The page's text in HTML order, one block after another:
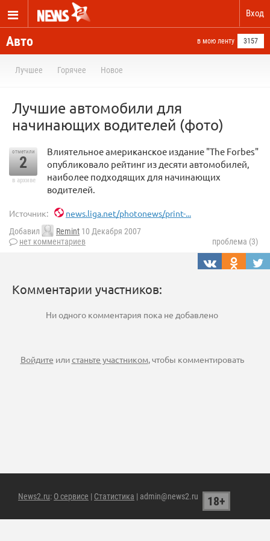
Вход
Авто в мою ленту 3157
Лучшее Горячее Новое
Лучшие автомобили для
начинающих водителей (фото)
отметили
2
в архиве
Влиятельное американское издание "The Forbes"
опубликовало рейтинг из десяти автомобилей,
наиболее подходящих для начинающих
водителей.
Источник: news.liga.net/photonews/print-...
Добавил Remint 10 Декабря 2007
нет комментариев
проблема (3)
Комментарии участников:
Ни одного комментария пока не добавлено
Войдите илистаньте участником, чтобы комментировать
News2.ru: О сервисе | Статистика | admin@news2.ru 18+